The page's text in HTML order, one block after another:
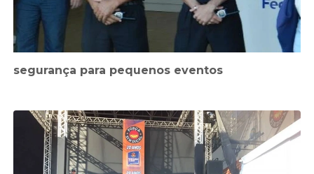
segurança para pequenos eventos